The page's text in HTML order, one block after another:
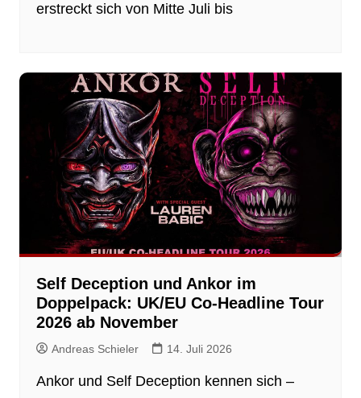
erstreckt sich von Mitte Juli bis
Self Deception und Ankor im
Doppelpack: UK/EU Co-Headline Tour
2026 ab November
Andreas Schieler 14. Juli 2026
Ankor und Self Deception kennen sich –